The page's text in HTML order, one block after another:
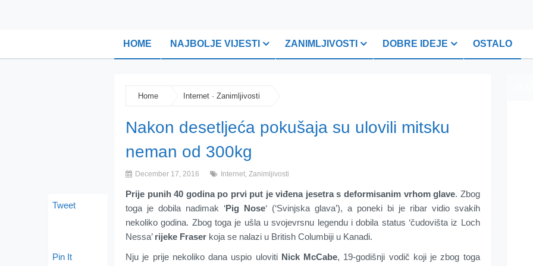
HOME NAJBOLJE VIJESTI ZANIMLJIVOSTI DOBRE IDEJE OSTALO
Home Internet · Zanimljivosti
Nakon desetljeća pokušaja su ulovili mitsku
neman od 300kg
December 17, 2016 Internet, Zanimljivosti
Prije punih 40 godina po prvi put je viđena jesetra s deformisanim vrhom glave. Zbog
toga je dobila nadimak ‘Pig Nose‘ (‘Svinjska glava’), a poneki bi je ribar vidio svakih
nekoliko godina. Zbog toga je ušla u svojevrsnu legendu i dobila status ‘čudovišta iz Loch
Nessa’ rijeke Fraser koja se nalazi u British Columbiji u Kanadi.
Nju je prije nekoliko dana uspio uloviti Nick McCabe, 19-godišnji vodič koji je zbog toga
Tweet
Pin It